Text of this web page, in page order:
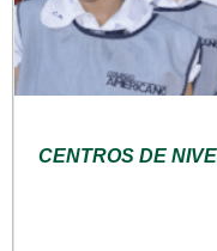
CENTROS DE